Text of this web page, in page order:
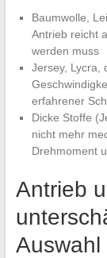
Baumwolle,
Antrieb reicht
werden muss
Jersey, Lycra,
erfahrener
Dicke Stoffe
nicht mehr
Drehmoment
Antrieb
Auswahl